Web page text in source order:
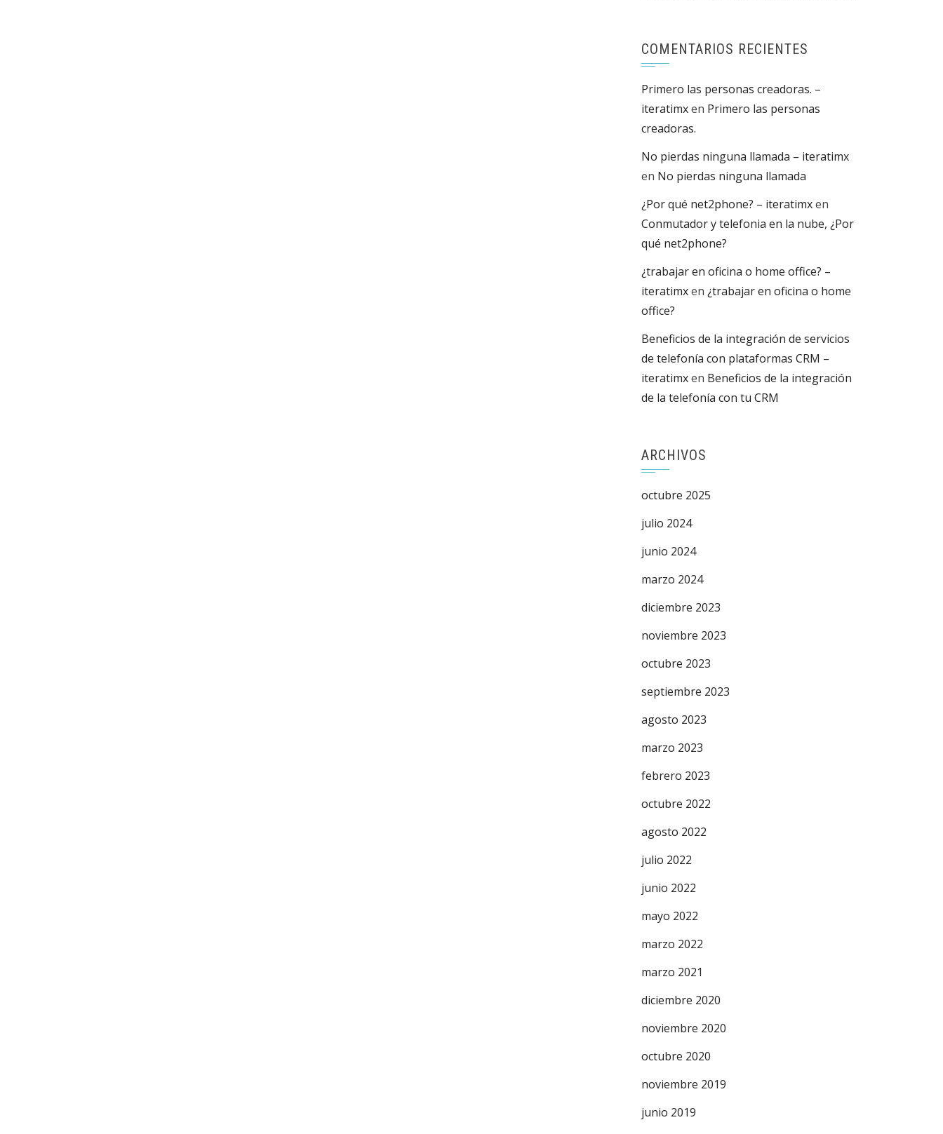
COMENTARIOS RECIENTES
Primero las personas creadoras. –
iteratimxen Primero las personas
creadoras.
No pierdas ninguna llamada – iteratimx
en No pierdas ninguna llamada
¿Por qué net2phone? – iteratimxen
Conmutador y telefonia en la nube, ¿Por
qué net2phone?
¿trabajar en oficina o home office? –
iteratimxen ¿trabajar en oficina o home
office?
Beneficios de la integración de servicios
de telefonía con plataformas CRM –
iteratimxen Beneficios de la integración
de la telefonía con tu CRM
ARCHIVOS
octubre 2025
julio 2024
junio 2024
marzo 2024
diciembre 2023
noviembre 2023
octubre 2023
septiembre 2023
agosto 2023
marzo 2023
febrero 2023
octubre 2022
agosto 2022
julio 2022
junio 2022
mayo 2022
marzo 2022
marzo 2021
diciembre 2020
noviembre 2020
octubre 2020
noviembre 2019
junio 2019